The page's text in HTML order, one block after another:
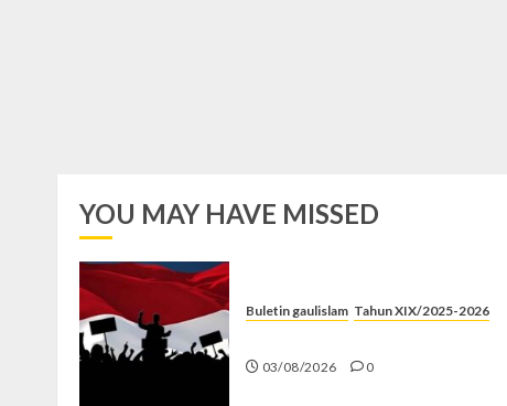
YOU MAY HAVE MISSED
Buletin gaulislam Tahun XIX/2025-2026
03/08/2026 0